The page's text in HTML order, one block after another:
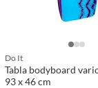
Do It
Tabla bodyboard
93 x 46 cm